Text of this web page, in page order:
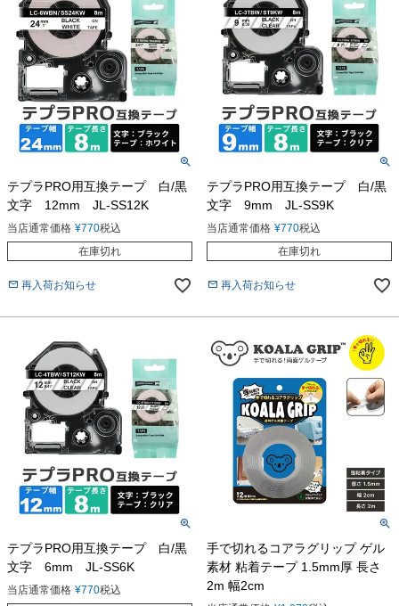
テプラPRO用互換テープ 白/黒
文字 12mm JL-SS12K
当店通常価格 ¥770税込
在庫切れ
再入荷お知らせ
テプラPRO用互換テープ 白/黒
文字 9mm JL-SS9K
当店通常価格 ¥770税込
在庫切れ
再入荷お知らせ
テプラPRO用互換テープ 白/黒
文字 6mm JL-SS6K
当店通常価格 ¥770税込
手で切れるコアラグリップ ゲル
素材 粘着テープ 1.5mm厚 長さ
2m 幅2cm